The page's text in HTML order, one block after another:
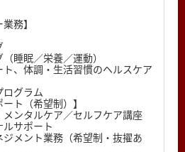
務】
睡眠／栄養／運動）
ト、体調・生活習慣のヘルスケア
ログラム
ト（希望制）】
メンタルケア／セルフケア講座
ルサポート
ジメント業務（希望制・抜擢あ